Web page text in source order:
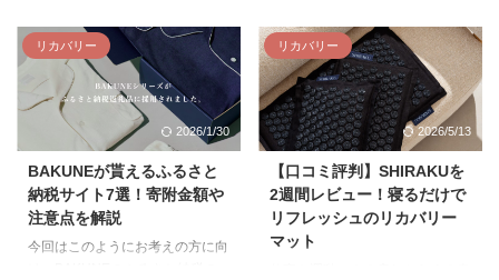
過ごすために欠かせないのが睡眠
です。 筆者自身、寝ても疲れが
取れない日もあり悩んでいる中で
購入したのがTENTIALの
BAKUNEリカバリーウェア。 購
入した理由は下記の2点です。
も良かった アスリートのコンデ
ィショニング向けに作られたブラ
ンド 普段家で仕事するためパジ
ャマとして一日中着られる 今回
方向けに、実際にパワーガンアク
ティブを使用した筆者が使用感や
旧モデルとの違い、充電方法など
を解説します。 これまで10種類
以上の振動ガンを試してきた目線
から解説するので、ぜひ最後まで
のパワーガンアクティブの開封・
アタッチメント シックスパッド
のパワーガンアクティブの開封の
様子・アタッチメントなどを紹介
リカバリー
2026/1/30
BAKUNEが貰えるふるさと
納税サイト7選！寄附金額や
注意点を解説
今回はこのようにお考えの方に向
リカバリー
2026/5/13
【口コミ評判】SHIRAKUを
2週間レビュー！寝るだけで
リフレッシュのリカバリー
マット